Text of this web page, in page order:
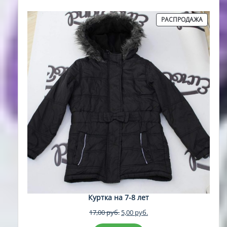
РАСПРОДАЖА
ТОВАР
Куртка на 7-8 лет
17,00руб. Первоначальная
цена
5,00 руб.Текущая